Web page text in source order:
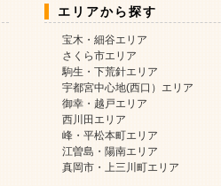
エリアから探す
宝木・細谷エリア
さくら市エリア
駒生・下荒針エリア
宇都宮中心地(西口）エリア
御幸・越戸エリア
西川田エリア
峰・平松本町エリア
江曽島・陽南エリア
真岡市・上三川町エリア